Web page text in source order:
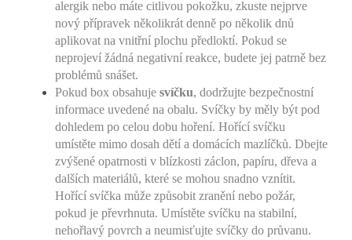
alergik nebo máte citlivou pokožku, zkuste nejprve
nový přípravek několikrát denně po několik dnů
aplikovat na vnitřní plochu předloktí. Pokud se
neprojeví žádná negativní reakce, budete jej patrně bez
problémů snášet.
Pokud box obsahuje svíčku, dodržujte bezpečnostní
informace uvedené na obalu. Svíčky by měly být pod
dohledem po celou dobu hoření. Hořící svíčku
umístěte mimo dosah dětí a domácích mazlíčků. Dbejte
zvýšené opatrnosti v blízkosti záclon, papíru, dřeva a
dalších materiálů, které se mohou snadno vznítit.
Hořící svíčka může způsobit zranění nebo požár,
pokud je převrhnuta. Umístěte svíčku na stabilní,
nehořlavý povrch a neumisťujte svíčky do průvanu.